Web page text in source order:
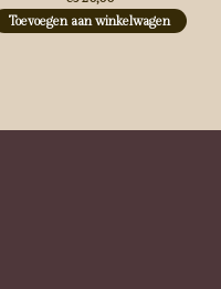
Toevoegen aan winkelwagen